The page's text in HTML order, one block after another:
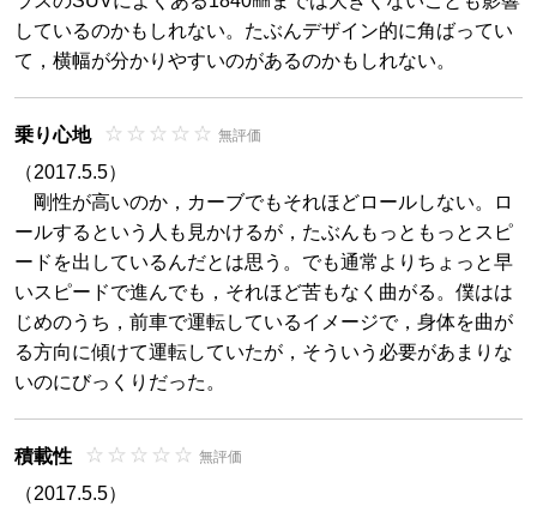
しているのかもしれない。たぶんデザイン的に角ばってい
て，横幅が分かりやすいのがあるのかもしれない。
乗り心地 無評価
（2017.5.5）
剛性が高いのか，カーブでもそれほどロールしない。ロ
ールするという人も見かけるが，たぶんもっともっとスピ
ードを出しているんだとは思う。でも通常よりちょっと早
いスピードで進んでも，それほど苦もなく曲がる。僕はは
じめのうち，前車で運転しているイメージで，身体を曲が
る方向に傾けて運転していたが，そういう必要があまりな
いのにびっくりだった。
積載性 無評価
（2017.5.5）